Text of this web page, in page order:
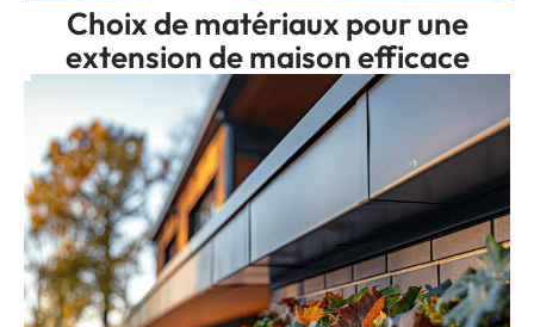
Choix de matériaux pour une
extension de maison efficace